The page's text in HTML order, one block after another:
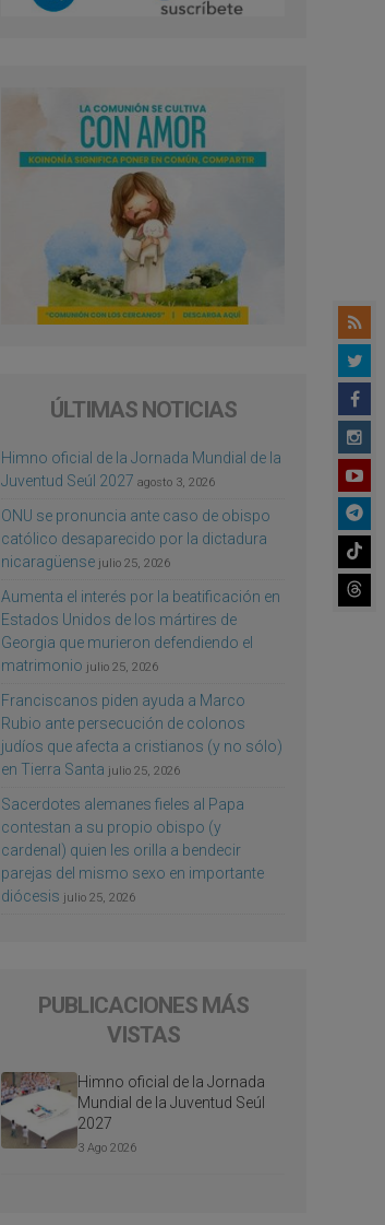
ÚLTIMAS NOTICIAS
Himno oficial de la Jornada Mundial de la
Juventud Seúl 2027 agosto 3, 2026
ONU se pronuncia ante caso de obispo
católico desaparecido por la dictadura
nicaragüense julio 25, 2026
Aumenta el interés por la beatificación en
Estados Unidos de los mártires de
Georgia que murieron defendiendo el
matrimonio julio 25, 2026
Franciscanos piden ayuda a Marco
Rubio ante persecución de colonos
judíos que afecta a cristianos (y no sólo)
en Tierra Santa julio 25, 2026
Sacerdotes alemanes fieles al Papa
contestan a su propio obispo (y
cardenal) quien les orilla a bendecir
parejas del mismo sexo en importante
diócesis julio 25, 2026
PUBLICACIONES MÁS
VISTAS
Himno oficial de la Jornada
Mundial de la Juventud Seúl
2027
3 Ago 2026